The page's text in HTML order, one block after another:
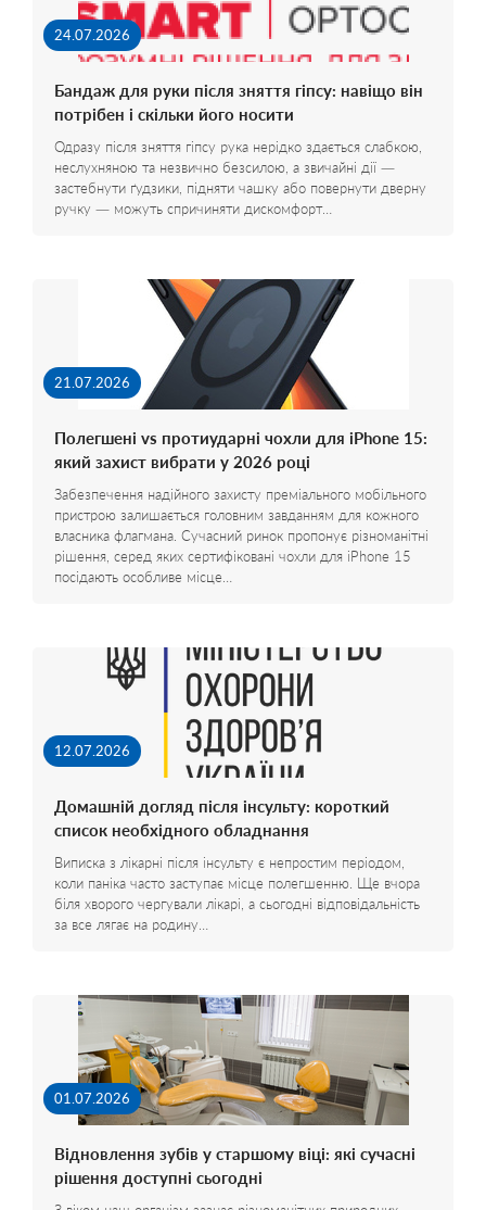
24.07.2026
Бандаж для руки після зняття гіпсу: навіщо він
потрібен і скільки його носити
Одразу після зняття гіпсу рука нерідко здається слабкою,
неслухняною та незвично безсилою, а звичайні дії —
застебнути ґудзики, підняти чашку або повернути дверну
ручку — можуть спричиняти дискомфорт…
21.07.2026
Полегшені vs протиударні чохли для iPhone 15:
який захист вибрати у 2026 році
Забезпечення надійного захисту преміального мобільного
пристрою залишається головним завданням для кожного
власника флагмана. Сучасний ринок пропонує різноманітні
рішення, серед яких сертифіковані чохли для iPhone 15
посідають особливе місце…
12.07.2026
Домашній догляд після інсульту: короткий
список необхідного обладнання
Виписка з лікарні після інсульту є непростим періодом,
коли паніка часто заступає місце полегшенню. Ще вчора
біля хворого чергували лікарі, а сьогодні відповідальність
за все лягає на родину…
01.07.2026
Відновлення зубів у старшому віці: які сучасні
рішення доступні сьогодні